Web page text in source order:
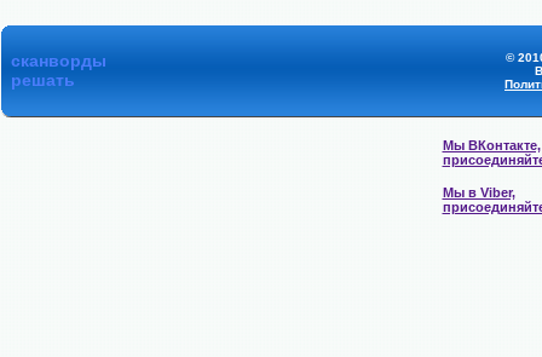
сканворды
решать
©
Мы ВКонтакте,
Мы в Viber,